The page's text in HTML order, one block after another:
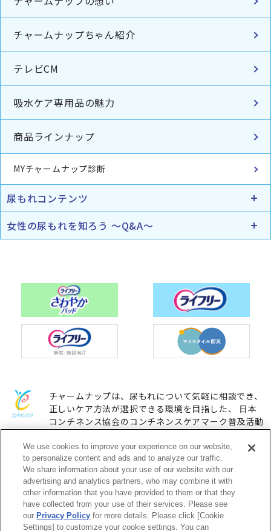
チャームナップちゃん紹介
テレビCM
吸水ケア専用品の魅力
商品ラインナップ
MYチャームナップ診断
尿もれコンテンツ
女性の尿もれを知ろう ～Q&A～
チャームナップは、尿もれについて気軽に相談でき、
正しいケア方法が選択できる環境を目指した、 日本
コンチネンス協会のコンチネンスケアマーク普及活動
ユニ・チャームHOME お問い合わせ
ウェブサイト利用規約 プライバシーポリシー
We use cookies to improve your experience on our website,
to personalize content and ads and to analyze our traffic.
We share information about your use of our website with our
advertising and analytics partners, who may combine it with
other information that you have provided to them or that they
have collected from your use of their services. Please see
our Privacy Policy for more details. Please click [Cookie
Settings] to customize your cookie settings. You can